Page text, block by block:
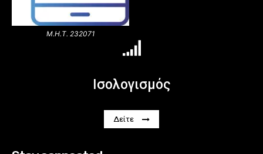
Μ.Η.Τ. 232071
Ισολογισμός
Δείτε